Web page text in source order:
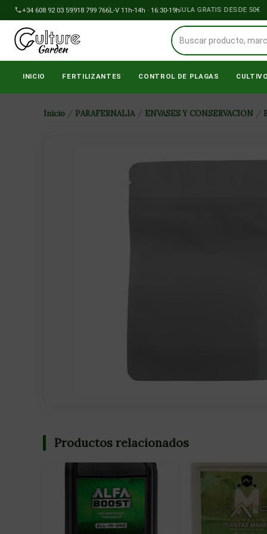
al
contenido
+34 608 92 03 59918 799 766L-V 11h-14h · 16:30-19h
ENVÍOS A PENÍNSULA GRATIS DESDE 50€
INICIO FERTILIZANTES CONTROL DE PLAGAS CULTIVO
Inicio / PARAFERNALIA / ENVASES Y CONSERVACION /
Productos relacionados